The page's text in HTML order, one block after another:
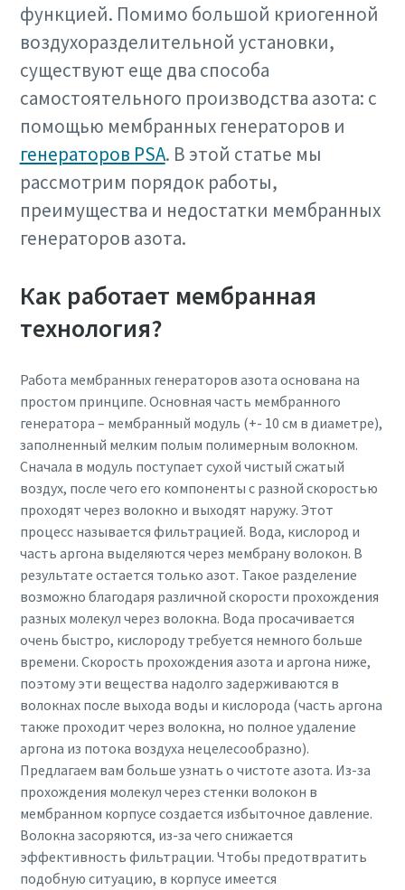
энергоэффективному производству сжатого
воздуха
Снижение выбросов углекислого газа для экологичного
производства - все, что вам нужно знать
Подробнее
функцией. Помимо большой криогенной
воздухоразделительной установки,
существуют еще два способа
самостоятельного производства азота: с
помощью мембранных генераторов и
генераторов PSA. В этой статье мы
рассмотрим порядок работы,
преимущества и недостатки мембранных
генераторов азота.
Как работает мембранная
технология?
Работа мембранных генераторов азота основана на
простом принципе. Основная часть мембранного
генератора – мембранный модуль (+- 10 см в диаметре),
заполненный мелким полым полимерным волокном.
Сначала в модуль поступает сухой чистый сжатый
воздух, после чего его компоненты с разной скоростью
проходят через волокно и выходят наружу. Этот
процесс называется фильтрацией. Вода, кислород и
часть аргона выделяются через мембрану волокон. В
результате остается только азот. Такое разделение
возможно благодаря различной скорости прохождения
разных молекул через волокна. Вода просачивается
очень быстро, кислороду требуется немного больше
времени. Скорость прохождения азота и аргона ниже,
поэтому эти вещества надолго задерживаются в
волокнах после выхода воды и кислорода (часть аргона
также проходит через волокна, но полное удаление
аргона из потока воздуха нецелесообразно).
Предлагаем вам больше узнать о чистоте азота. Из-за
прохождения молекул через стенки волокон в
мембранном корпусе создается избыточное давление.
Волокна засоряются, из-за чего снижается
эффективность фильтрации. Чтобы предотвратить
подобную ситуацию, в корпусе имеется